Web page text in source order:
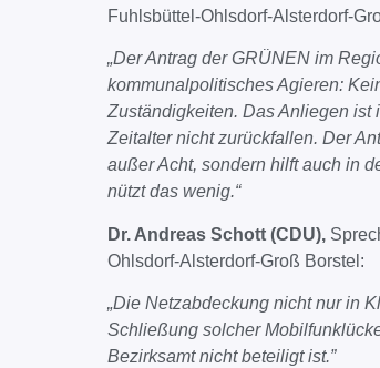
Fuhlsbüttel-Ohlsdorf-Alsterdorf-
„Der Antrag der GRÜNEN im
kommunalpolitisches Agieren:
Zuständigkeiten. Das Anliegen ist
Zeitalter nicht zurückfallen. Der
außer Acht, sondern hilft auch in
nützt das wenig.“
Dr. Andreas Schott (CDU),
Ohlsdorf-Alsterdorf-Groß Borstel:
„Die Netzabdeckung nicht nur in
Schließung solcher
Bezirksamt nicht beteiligt ist.”